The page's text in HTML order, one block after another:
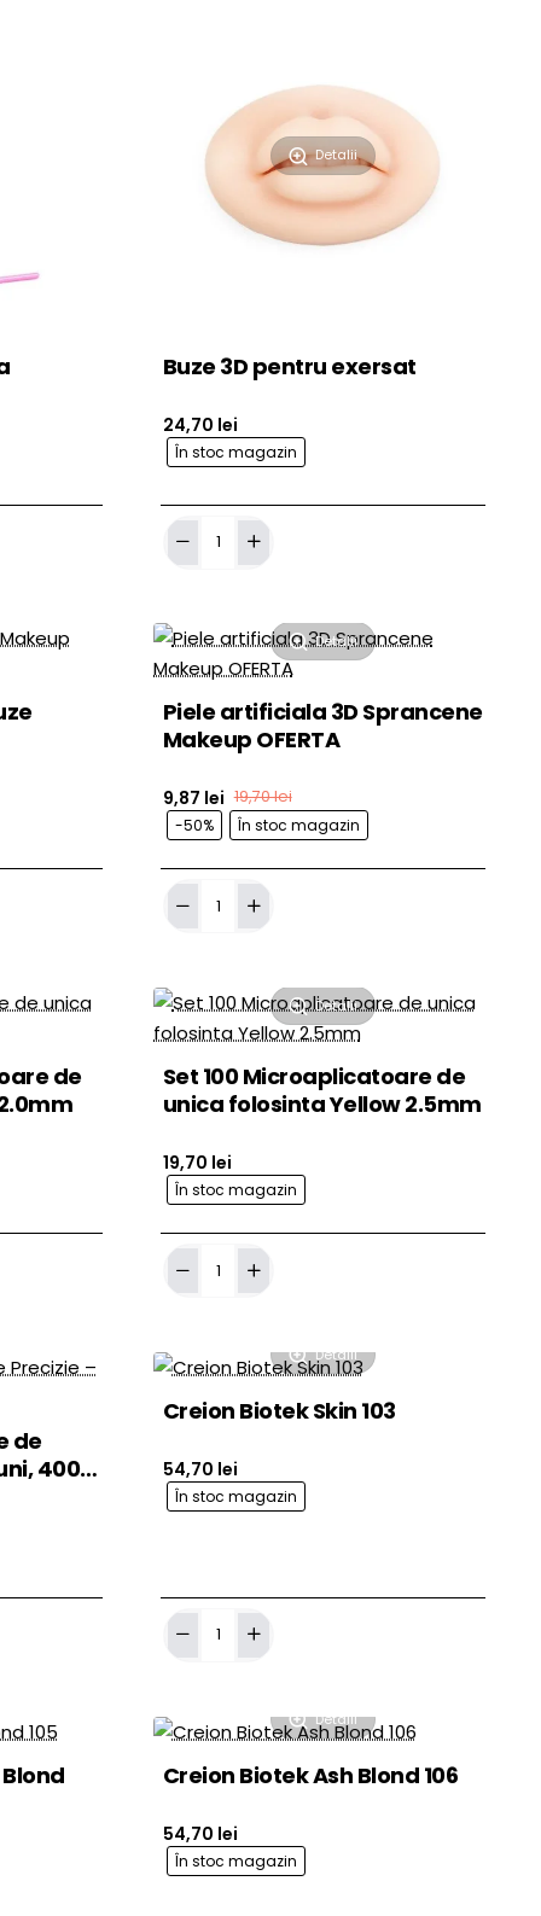
Detalii
Buze 3D pentru exersat
În stoc magazin
24,70 lei
Buze
3D
Detalii
Piele artificiala 3D Sprancene
Makeup OFERTA
În stoc magazin
-50%
9,87 lei 19,70 lei
Piele
artificiala
Makeup
OFERTA
de
Detalii
Set 100 Microaplicatoare de
unica folosinta Yellow 2.5mm
În stoc magazin
19,70 lei
Set
100
unica
folosinta
2.5mm
de
400
Detalii
Creion Biotek Skin 103
În stoc magazin
54,70 lei
Creion
Biotek
Detalii
Creion Biotek Ash Blond 106
În stoc magazin
54,70 lei